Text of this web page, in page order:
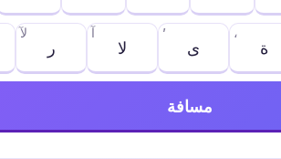
ر
لآ
ﻻ
آ
ى
’
ة
،
مسافة